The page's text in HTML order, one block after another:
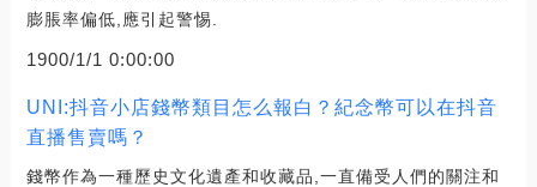
膨脹率偏低,應引起警惕.
1900/1/1 0:00:00
UNI:抖音小店錢幣類目怎么報白？紀念幣可以在抖音
直播售賣嗎？
錢幣作為一種歷史文化遺產和收藏品,一直備受人們的關注和